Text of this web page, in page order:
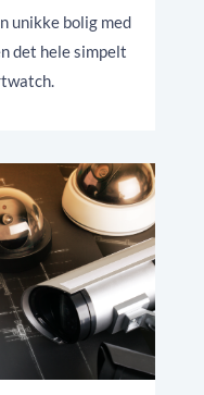
unikke bolig med
det hele simpelt